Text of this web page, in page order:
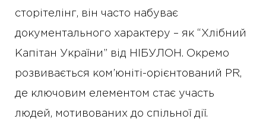
сторітелінг, він часто набуває
документального характеру – як “Хлібний
Капітан України” від НІБУЛОН. Окремо
розвивається ком’юніті-орієнтований PR,
де ключовим елементом стає участь
людей, мотивованих до спільної дії.